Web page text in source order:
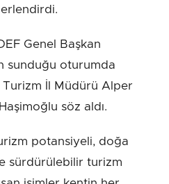
Genel Başkan
sunduğu oturumda
Turizm İl Müdürü Alper
söz aldı.
potansiyeli, doğa
sürdürülebilir turizm